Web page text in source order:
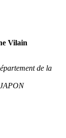
Vilain
de la